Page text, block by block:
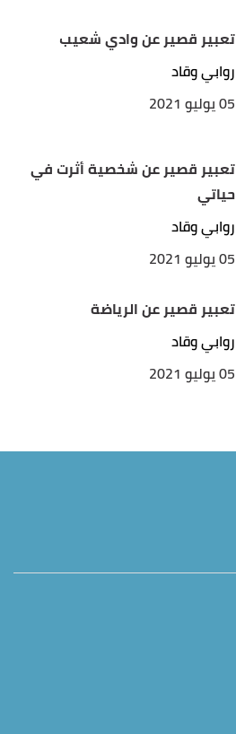
تعبير قصير عن وادي شعيب
روابي وقاد
05 يوليو 2021
تعبير قصير عن شخصية أثرت في
حياتي
روابي وقاد
05 يوليو 2021
تعبير قصير عن الرياضة
روابي وقاد
05 يوليو 2021